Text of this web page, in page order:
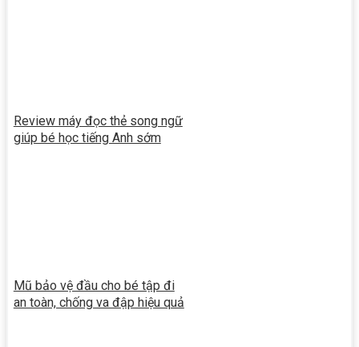
Review máy đọc thẻ song ngữ
giúp bé học tiếng Anh sớm
Mũ bảo vệ đầu cho bé tập đi
an toàn, chống va đập hiệu quả